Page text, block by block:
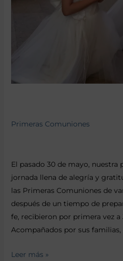
Primeras Comuniones
El pasado 30 de mayo, nuestra
jornada llena de alegría y
las Primeras Comuniones de
después de un tiempo de
fe, recibieron por primera vez a
Acompañados por sus
Leer más »